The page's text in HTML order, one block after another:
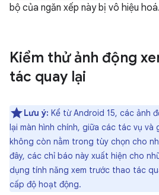
bộ của ngăn xếp này bị vô hiệu hoá.
Kiểm thử ảnh động
tác quay lại
Lưu ý: Kể từ Android 15, các ảnh
lại màn hình chính, giữa các tác vụ và
không còn nằm trong tùy chọn cho
đây, các chỉ báo này xuất hiện cho
dụng tính năng xem trước thao tác
cấp độ hoạt động.